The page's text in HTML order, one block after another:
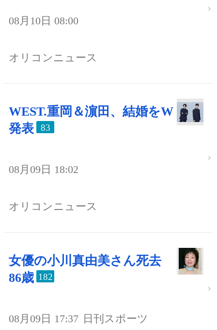
08月10日 08:00
オリコンニュース
WEST.重岡＆濵田、結婚をW
発表
83
08月09日 18:02
オリコンニュース
女優の小川真由美さん死去
86歳 182
08月09日 17:37 日刊スポーツ